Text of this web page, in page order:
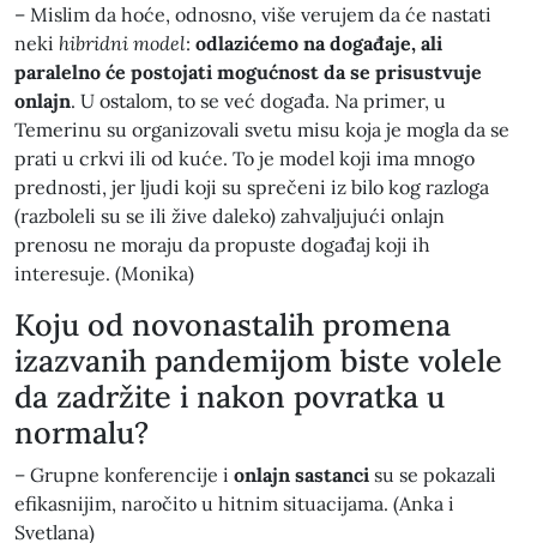
– Mislim da hoće, odnosno, više verujem da će nastati
neki hibridni model: odlazićemo na događaje, ali
paralelno će postojati mogućnost da se prisustvuje
onlajn. U ostalom, to se već događa. Na primer, u
Temerinu su organizovali svetu misu koja je mogla da se
prati u crkvi ili od kuće. To je model koji ima mnogo
prednosti, jer ljudi koji su sprečeni iz bilo kog razloga
(razboleli su se ili žive daleko) zahvaljujući onlajn
prenosu ne moraju da propuste događaj koji ih
interesuje. (Monika)
Koju od novonastalih promena
izazvanih pandemijom biste volele
da zadržite i nakon povratka u
normalu?
– Grupne konferencije i onlajn sastanci su se pokazali
efikasnijim, naročito u hitnim situacijama. (Anka i
Svetlana)